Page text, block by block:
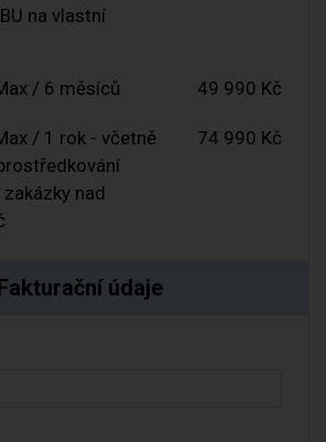
na vlastní
/ 6 měsíců 49 990 Kč
/ 1 rok - včetně
nad
74 990 Kč
údaje